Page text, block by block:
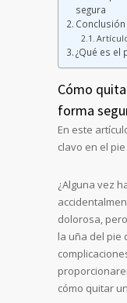
segura
Conclusión
¿Qué es el
Cómo
forma
En este
clavo en el
¿Alguna vez
dolorosa,
la uña del pie
cómo quitar